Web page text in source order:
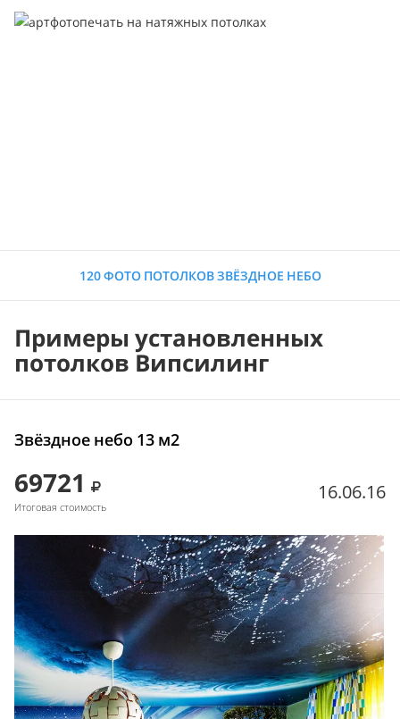
120 ФОТО ПОТОЛКОВ ЗВЁЗДНОЕ НЕБО
Примеры установленных
потолков Випсилинг
Звёздное небо 13 м2
69721
Итоговая стоимость
16.06.16